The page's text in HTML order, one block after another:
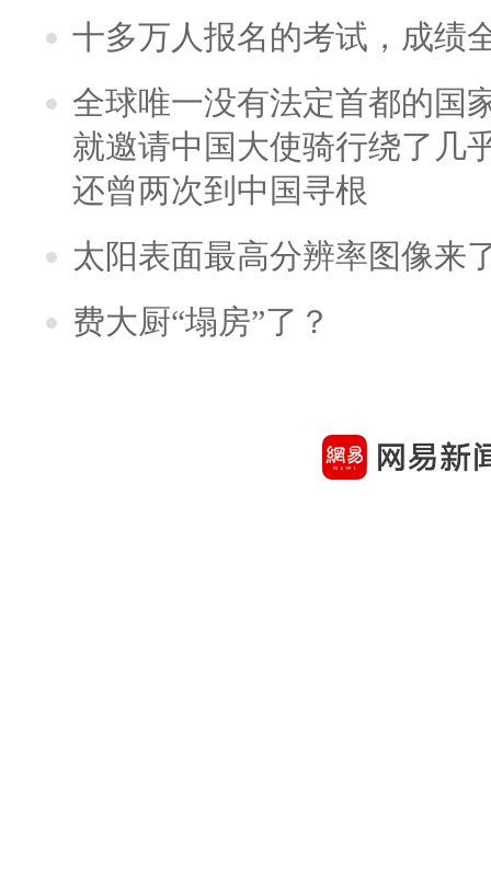
十多万人报名的考试，成绩
全球唯一没有法定首都的国
就邀请中国大使骑行绕了几
还曾两次到中国寻根
太阳表面最高分辨率图像来
费大厨“塌房”了？